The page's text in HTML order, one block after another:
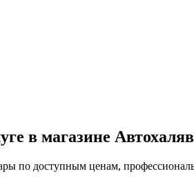
в магазине
по доступным ценам,